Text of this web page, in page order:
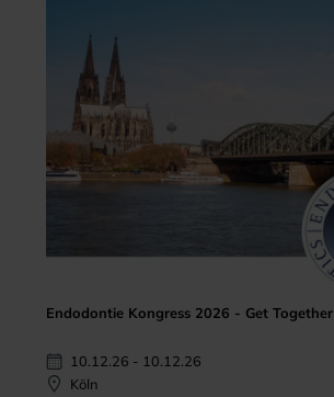
Endodontie Kongress 2026 - Get Together
10.12.26 - 10.12.26
Köln